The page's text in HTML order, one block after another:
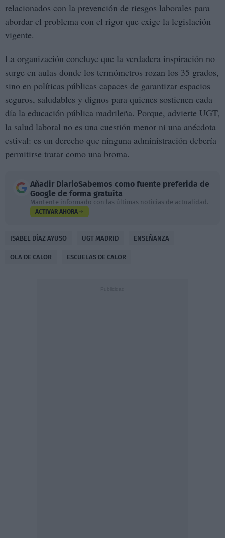
relacionados con la prevención de riesgos laborales para
abordar el problema con el rigor que exige la legislación
vigente.
La organización concluye que la verdadera inspiración no
surge en aulas donde los termómetros rozan los 35 grados,
sino en políticas públicas capaces de garantizar espacios
seguros, saludables y dignos para quienes sostienen cada
día la educación pública madrileña. Porque, advierte UGT,
la salud laboral no es una cuestión menor ni una anécdota
estival: es un derecho que ninguna administración debería
permitirse tratar como una broma.
Añadir DiarioSabemos como fuente preferida de
Google de forma gratuita
Mantente informado con las últimas noticias de actualidad.
ACTIVAR AHORA
ISABEL DÍAZ AYUSO UGT MADRID ENSEÑANZA
OLA DE CALOR ESCUELAS DE CALOR